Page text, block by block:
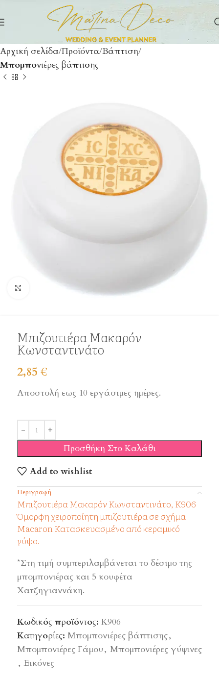
Αρχική σελίδα Προϊόντα Βάπτιση
Μπομπονιέρες βάπτισης
Click to enlarge
Μπιζουτιέρα Μακαρόν
Κωνσταντινάτο
2,85 €
Αποστολή εως 10 εργάσιμες ημέρες.
Προσθήκη Στο Καλάθι
Add to wishlist
Περιγραφή
Μπιζουτιέρα Μακαρόν Κωνσταντινάτο, Κ906
Όμορφη χειροποίητη μπιζουτιέρα σε σχήμα
Macaron Κατασκευασμένο από κεραμικό
γύψο.
*Στη τιμή συμπεριλαμβάνεται το δέσιμο της
μπομπονιέρας και 5 κουφέτα
Χατζηγιαννάκη.
Κωδικός προϊόντος: Κ906
Κατηγορίες: Μπομπονιέρες βάπτισης,
Μπομπονιέρες Γάμου, Μπομπονιέρες γύψινες
, Εικόνες